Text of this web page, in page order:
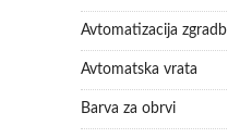
Avtomatizacija zgradb
Avtomatska vrata
Barva za obrvi